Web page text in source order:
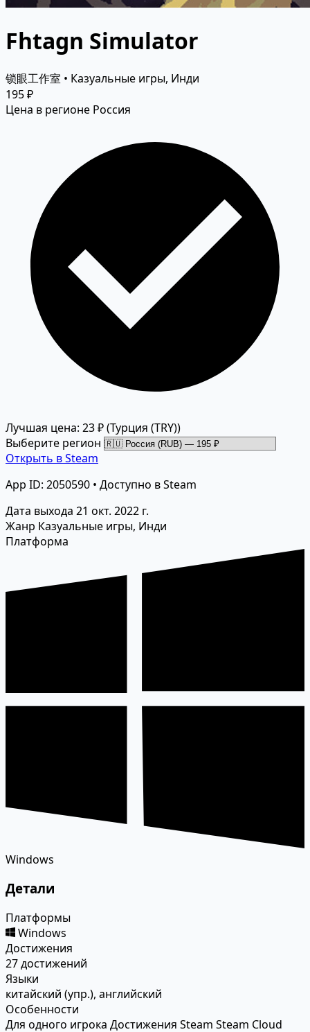
Fhtagn Simulator
锁眼工作室 • Казуальные игры, Инди
195 ₽
Цена в регионе Россия
Лучшая цена: 23 ₽(Турция (TRY))
Выберите регион
Открыть в Steam
App ID: 2050590 • Доступно в Steam
Дата выхода 21 окт. 2022 г.
Жанр Казуальные игры, Инди
Платформа
Windows
Детали
Платформы
Windows
Достижения
27 достижений
Языки
китайский (упр.), английский
Особенности
Для одного игрока Достижения Steam Steam Cloud